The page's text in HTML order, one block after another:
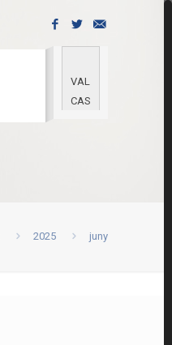
VAL
CAS
2025 juny